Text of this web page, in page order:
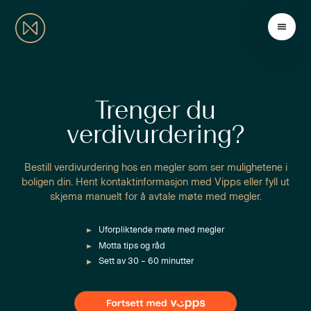
Trenger du
verdivurdering?
Bestill verdivurdering hos en megler som ser mulighetene i
boligen din. Hent kontaktinformasjon med Vipps eller fyll ut
skjema manuelt for å avtale møte med megler.
Uforpliktende møte med megler
Motta tips og råd
Sett av 30 – 60 minutter